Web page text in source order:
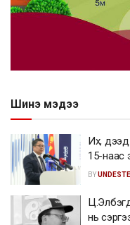
Шинэ мэдээ
Их, дээд
15-наас
BY
нь